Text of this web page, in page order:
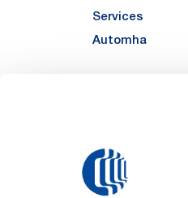
Services
Automha